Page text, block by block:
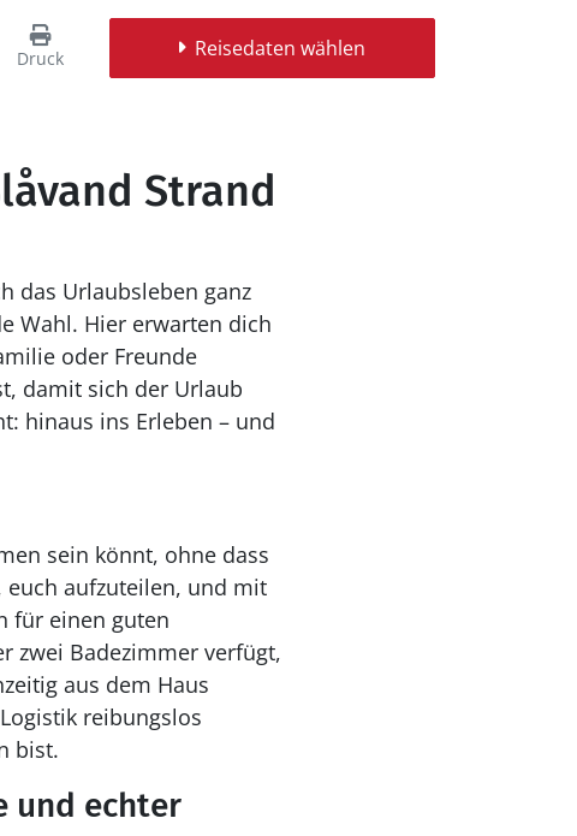
Druck Reisedaten wählen
Strand
das Urlaubsleben ganz
Wahl. Hier erwarten dich
oder Freunde
damit sich der Urlaub
hinaus ins Erleben – und
sein könnt, ohne dass
aufzuteilen, und mit
für einen guten
zwei Badezimmer verfügt,
aus dem Haus
reibungslos
bist.
und echter